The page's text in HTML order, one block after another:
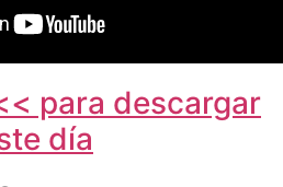
para descargar
día